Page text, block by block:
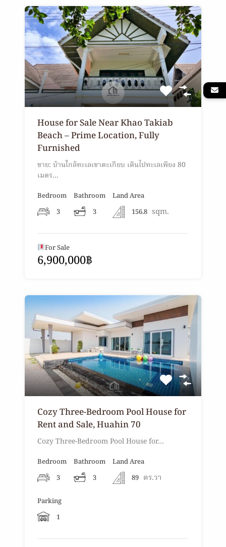
House for Sale Near Khao Takiab
Beach – Prime Location, Fully
Furnished
ขาย: บ้านใกล้ทะเลเขาตะเกียบ เดินไปทะเลเพียง 80
เมตร…
Bedroom
3
Bathroom
3
Land Area
156.8 sqm.
For Sale
6,900,000฿
Cozy Three-Bedroom Pool House for
Rent and Sale, Huahin 70
Cozy Three-Bedroom Pool House for…
Bedroom
3
Bathroom
3
Land Area
89 ตร.วา
Parking
1